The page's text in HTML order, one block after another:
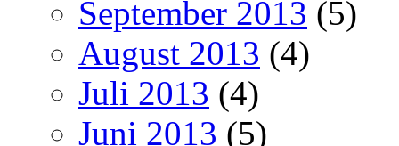
September 2013 (5)
August 2013 (4)
Juli 2013 (4)
Juni 2013 (5)